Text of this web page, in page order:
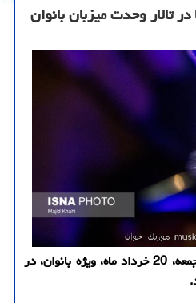
تالار وحدت میزبان بانوان
نمایش ـ موسیقی «رِنگ ها» جمعه، 20 خرداد ماه، ویژه بانوان، در